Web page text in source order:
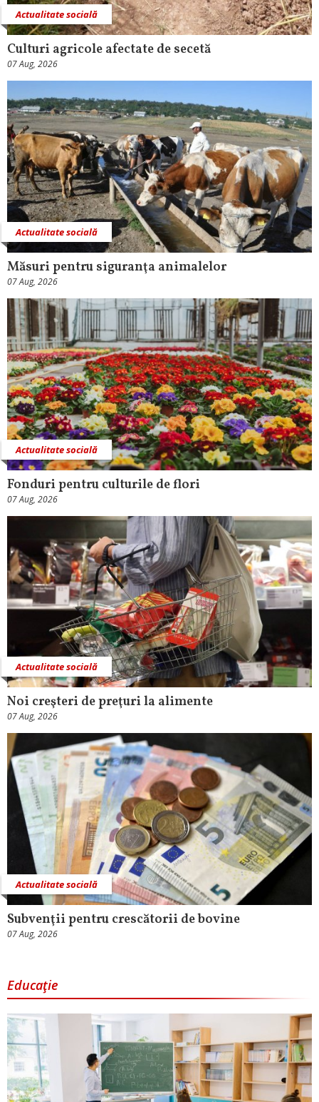
Actualitate socială
Culturi agricole afectate de secetă
07 Aug, 2026
Actualitate socială
Măsuri pentru siguranţa animalelor
07 Aug, 2026
Actualitate socială
Fonduri pentru culturile de flori
07 Aug, 2026
Actualitate socială
Noi creşteri de preţuri la alimente
07 Aug, 2026
Actualitate socială
Subvenţii pentru crescătorii de bovine
07 Aug, 2026
Educaţie